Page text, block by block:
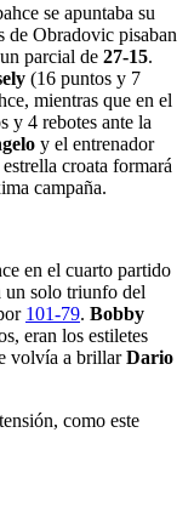
se apuntaba su
de Obradovic pisaban
parcial de 27-15.
(16 puntos y 7
mientras que en el
y 4 rebotes ante la
y el entrenador
croata formará
campaña.
en el cuarto partido
un solo triunfo del
101-79. Bobby
eran los estiletes
volvía a brillarDario
como este